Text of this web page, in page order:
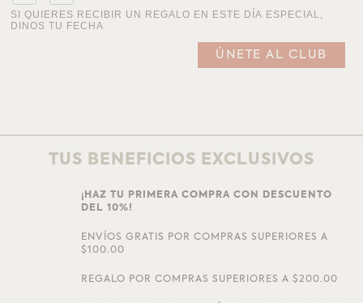
SI QUIERES RECIBIR UN REGALO EN ESTE DÍA ESPECIAL,
DINOS TU FECHA
TUS BENEFICIOS EXCLUSIVOS
¡HAZ TU PRIMERA COMPRA CON DESCUENTO
DEL 10%!
ENVÍOS GRATIS POR COMPRAS SUPERIORES A
$100.00
REGALO POR COMPRAS SUPERIORES A $200.00